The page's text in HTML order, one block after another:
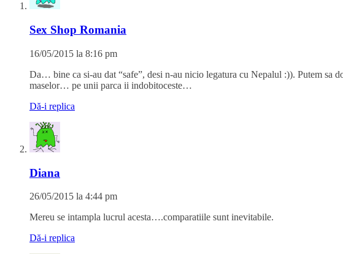
Sex Shop Romania
16/05/2015 la 8:16 pm
Da… bine ca si-au dat “safe”, desi n-au nicio legatura cu Nepalul :)). Putem sa
maselor… pe unii parca ii indobitoceste…
Dă-i replica
Diana
26/05/2015 la 4:44 pm
Mereu se intampla lucrul acesta….comparatiile sunt inevitabile.
Dă-i replica